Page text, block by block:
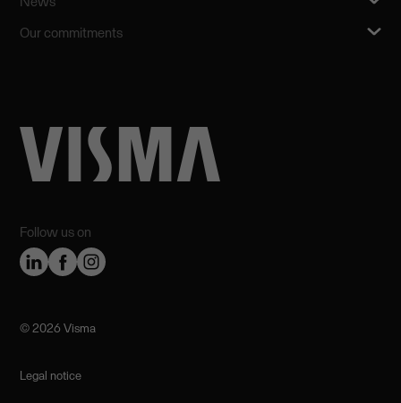
Follow us on
Our commitments
©️ 2026 Visma
Legal notice